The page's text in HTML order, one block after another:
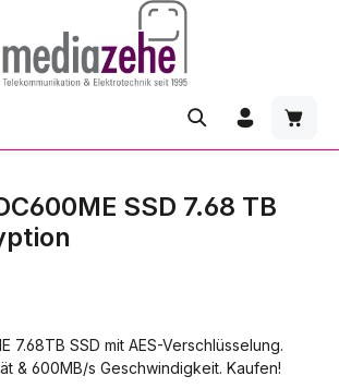
SSD 7.68 TB
7.68TB SSD mit AES-Verschlüsselung.
& 600MB/s Geschwindigkeit. Kaufen!